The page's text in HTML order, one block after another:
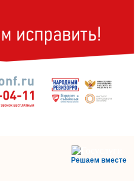
Решаем вместе